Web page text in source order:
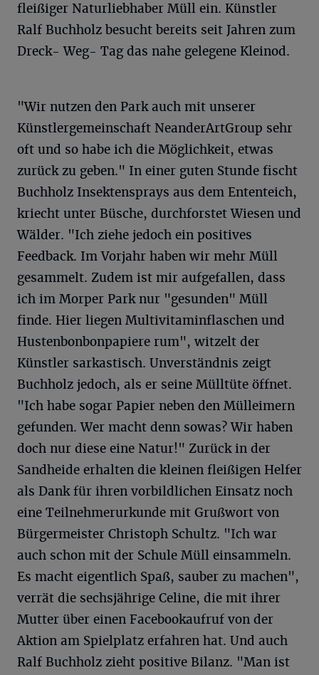
fleißiger Naturliebhaber Müll ein. Künstler
Ralf Buchholz besucht bereits seit Jahren zum
Dreck- Weg- Tag das nahe gelegene Kleinod.
"Wir nutzen den Park auch mit unserer
Künstlergemeinschaft NeanderArtGroup sehr
oft und so habe ich die Möglichkeit, etwas
zurück zu geben." In einer guten Stunde fischt
Buchholz Insektensprays aus dem Ententeich,
kriecht unter Büsche, durchforstet Wiesen und
Wälder. "Ich ziehe jedoch ein positives
Feedback. Im Vorjahr haben wir mehr Müll
gesammelt. Zudem ist mir aufgefallen, dass
ich im Morper Park nur "gesunden" Müll
finde. Hier liegen Multivitaminflaschen und
Hustenbonbonpapiere rum", witzelt der
Künstler sarkastisch. Unverständnis zeigt
Buchholz jedoch, als er seine Mülltüte öffnet.
"Ich habe sogar Papier neben den Mülleimern
gefunden. Wer macht denn sowas? Wir haben
doch nur diese eine Natur!" Zurück in der
Sandheide erhalten die kleinen fleißigen Helfer
als Dank für ihren vorbildlichen Einsatz noch
eine Teilnehmerurkunde mit Grußwort von
Bürgermeister Christoph Schultz. "Ich war
auch schon mit der Schule Müll einsammeln.
Es macht eigentlich Spaß, sauber zu machen",
verrät die sechsjährige Celine, die mit ihrer
Mutter über einen Facebookaufruf von der
Aktion am Spielplatz erfahren hat. Und auch
Ralf Buchholz zieht positive Bilanz. "Man ist